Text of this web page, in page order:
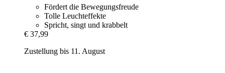
Fördert die Bewegungsfreude
Tolle Leuchteffekte
Spricht, singt und krabbelt
€ 37,99
Zustellung bis 11. August